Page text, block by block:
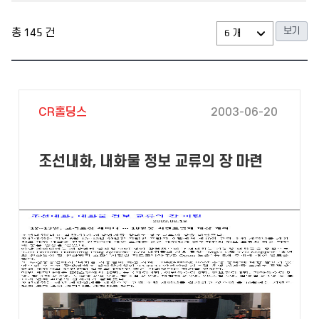
총 145 건
CR홀딩스 2003-06-20
조선내화, 내화물 정보 교류의 장 마련